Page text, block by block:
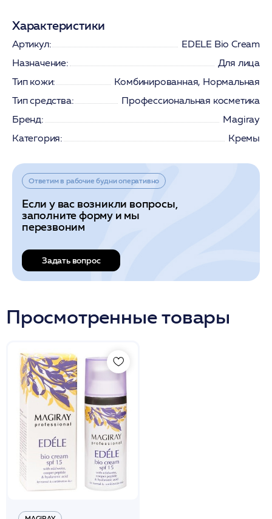
Характеристики
Артикул:
EDELE Bio Cream
Назначение:
Для лица
Тип кожи:
Комбинированная, Нормальная
Тип средства:
Профессиональная косметика
Бренд:
Magiray
Категория:
Кремы
Ответим в рабочие будни оперативно
Если у вас возникли вопросы,
заполните форму и мы
перезвоним
Задать вопрос
Просмотренные товары